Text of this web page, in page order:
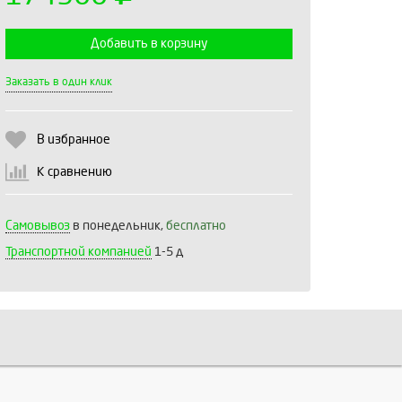
Добавить в корзину
Заказать в один клик
В избранное
К сравнению
Самовывоз в понедельник, бесплатно
Транспортной компанией 1-5 д